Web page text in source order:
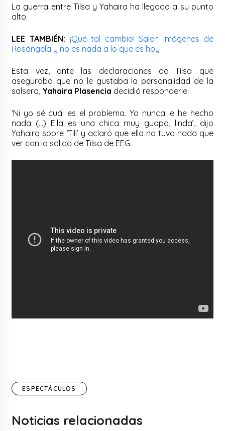
La guerra entre Tilsa y Yahaira ha llegado a su punto
alto.
LEE TAMBIÉN: ¡Qué tal cambio! Salen imágenes de
Rosángela y no es nada a lo que es hoy
Esta vez, ante las declaraciones de Tilsa que
aseguraba que no le gustaba la personalidad de la
salsera, Yahaira Plasencia decidió responderle.
‘Ni yo sé cuál es el problema. Yo nunca le he hecho
nada (…) Ella es una chica muy guapa, linda’, dijo
Yahaira sobre ‘Tili’ y aclaró que ella no tuvo nada que
ver con la salida de Tilsa de EEG.
ESPECTÁCULOS
Noticias relacionadas